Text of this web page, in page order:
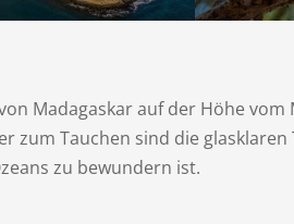
Madagaskar auf der Höhe vom
zum Tauchen sind die glasklaren
zu bewundern ist.